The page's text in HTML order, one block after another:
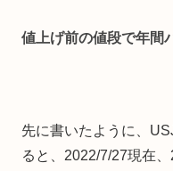
値上げ前の値段で年間
先に書いたように、
ると、2022/7/27現在